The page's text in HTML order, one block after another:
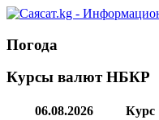
Погода
Курсы валют НБКР
06.08.2026
Курс